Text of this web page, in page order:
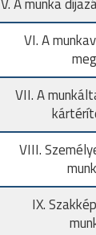
V. A munka
VI. A
VII. A
VIII.
IX.